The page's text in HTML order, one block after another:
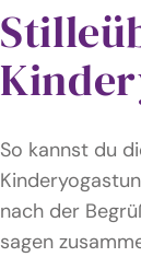
So kannst du
nach der
sagen